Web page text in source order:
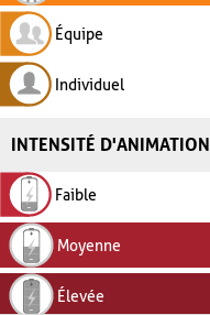
Équipe
Individuel
INTENSITÉ D'ANIMATION
Faible
Moyenne
Élevée